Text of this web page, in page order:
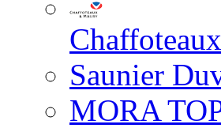
Saunier
MORA